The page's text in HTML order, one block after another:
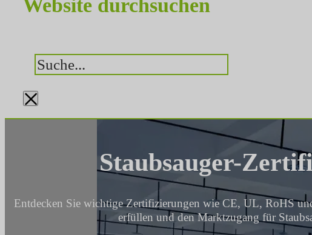
Website durchsuchen
Suchen
×
Staubsauger-
Entdecken Sie wichtige Zertifizierungen wie CE, UL, RoHS
erfüllen und den Marktzugang für